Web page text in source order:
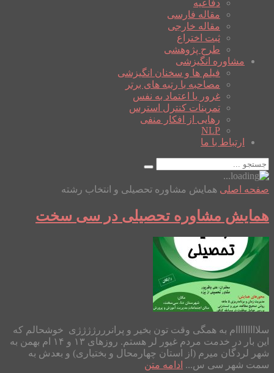
دفاعیه
مقاله فارسی
مقاله خارجی
ثبت اختراع
طرح پژوهشی
مشاوره انگیزشی
فیلم ها و سخنان انگیزشی
مصاحبه با رتبه های برتر
غرور یا اعتماد به نفس
تمرینات کنترل استرس
رهایی از افکار منفی
NLP
ارتباط با ما
صفحه اصلی همایش مشاوره تحصیلی و انتخاب رشته
همایش مشاوره تحصیلی در سی سخت
سلااااااااام به همگی وقت تون بخیر و پرانرررژژژژی خوشحالم که
این بار در خدمت مردم غیور لر هستم. روزهای ۱۳ و ۱۴ ام بهمن به
شهر لردگان میرم (از استان چهارمحال و بختیاری) و بعدش به
سمت شهر سی س... ادامه متن